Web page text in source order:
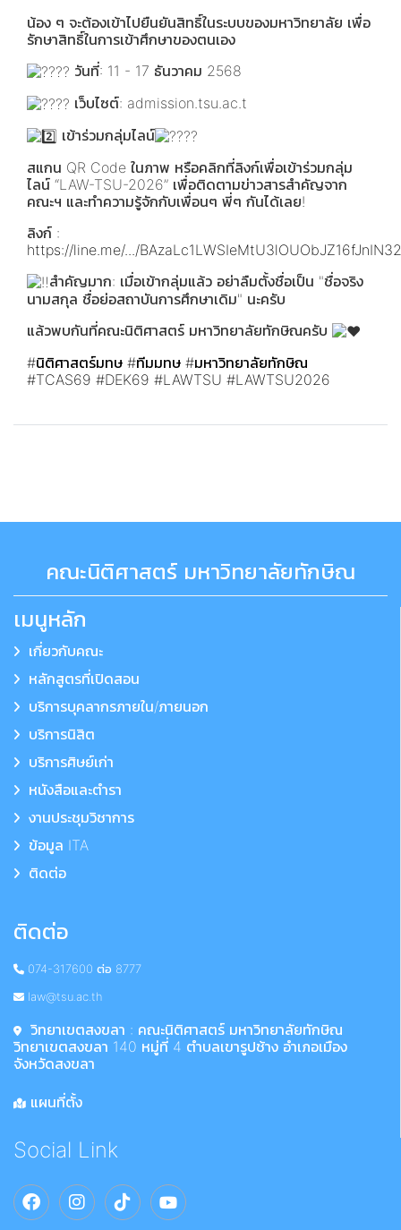
น้อง ๆ จะต้องเข้าไปยืนยันสิทธิ์ในระบบของมหาวิทยาลัย เพื่อ
รักษาสิทธิ์ในการเข้าศึกษาของตนเอง
วันที่: 11 - 17 ธันวาคม 2568
เว็บไซต์: admission.tsu.ac.t
เข้าร่วมกลุ่มไลน์
สแกน QR Code ในภาพ หรือคลิกที่ลิงก์เพื่อเข้าร่วมกลุ่ม
ไลน์ “LAW-TSU-2026” เพื่อติดตามข่าวสารสำคัญจาก
คณะฯ และทำความรู้จักกับเพื่อนๆ พี่ๆ กันได้เลย!
ลิงก์ :
https://line.me/.../
สำคัญมาก: เมื่อเข้ากลุ่มแล้ว อย่าลืมตั้งชื่อเป็น "ชื่อจริง
นามสกุล ชื่อย่อสถาบันการศึกษาเดิม" นะครับ
แล้วพบกันที่คณะนิติศาสตร์ มหาวิทยาลัยทักษิณครับ
#นิติศาสตร์มทษ #ทีมมทษ #มหาวิทยาลัยทักษิณ
#TCAS69 #DEK69 #LAWTSU #LAWTSU2026
คณะนิติศาสตร์ มหาวิทยาลัยทักษิณ
เมนูหลัก
เกี่ยวกับคณะ
หลักสูตรที่เปิดสอน
บริการบุคลากรภายใน/ภายนอก
บริการนิสิต
บริการศิษย์เก่า
หนังสือและตำรา
งานประชุมวิชาการ
ข้อมูล ITA
ติดต่อ
ติดต่อ
074-317600 ต่อ 8777
law@tsu.ac.th
วิทยาเขตสงขลา : คณะนิติศาสตร์ มหาวิทยาลัยทักษิณ
วิทยาเขตสงขลา 140 หมู่ที่ 4 ตำบลเขารูปช้าง อำเภอเมือง
จังหวัดสงขลา
แผนที่ตั้ง
Social Link